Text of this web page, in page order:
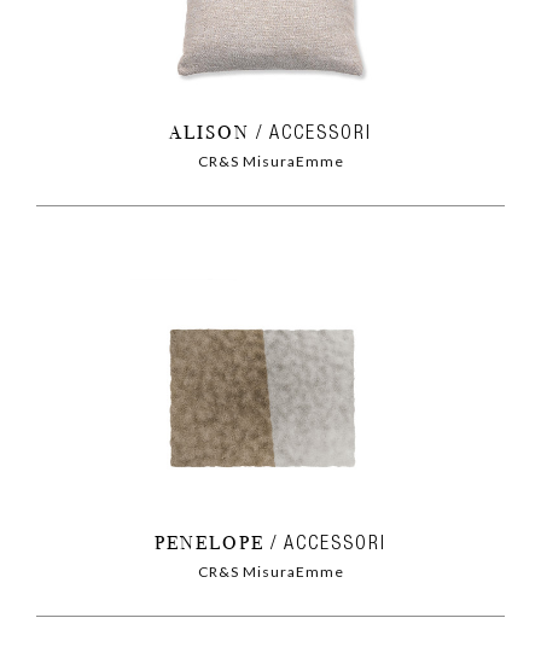
ALISON ACCESSORI
CR&S MisuraEmme
PENELOPE ACCESSORI
CR&S MisuraEmme